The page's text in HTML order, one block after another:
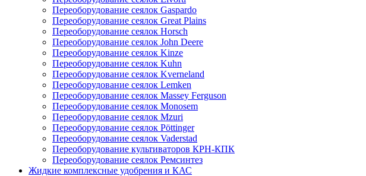
Переоборудование сеялок Gaspardo
Переоборудование сеялок Great Plains
Переоборудование сеялок Horsch
Переоборудование сеялок John Deere
Переоборудование сеялок Kinze
Переоборудование сеялок Kuhn
Переоборудование сеялок Kverneland
Переоборудование сеялок Lemken
Переоборудование сеялок Massey Ferguson
Переоборудование сеялок Monosem
Переоборудование сеялок Mzuri
Переоборудование сеялок Pöttinger
Переоборудование сеялок Vaderstad
Переоборудование культиваторов КРН-КПК
Переоборудование сеялок Ремсинтез
Жидкие комплексные удобрения и КАС